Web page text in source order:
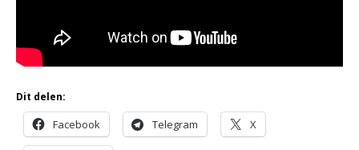
Dit delen:
Facebook Telegram X